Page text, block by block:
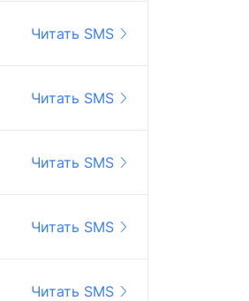
Читать SMS
Читать SMS
Читать SMS
Читать SMS
Читать SMS